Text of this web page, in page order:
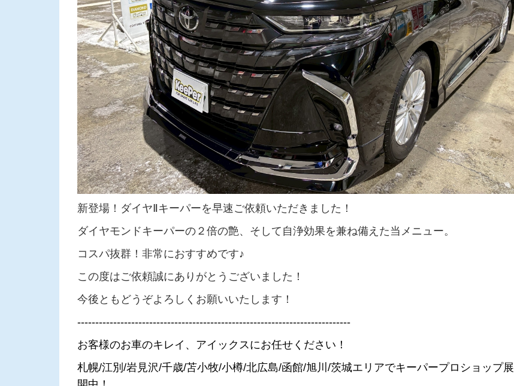
新登場！ダイヤⅡキーパーを早速ご依頼いただきました！
ダイヤモンドキーパーの２倍の艶、そして自浄効果を兼ね備えた当メニュー。
コスパ抜群！非常におすすめです♪
この度はご依頼誠にありがとうございました！
今後ともどうぞよろしくお願いいたします！
----------------------------------------------------------------------------
お客様のお車のキレイ、アイックスにお任せください！
札幌/江別/岩見沢/千歳/苫小牧/小樽/北広島/函館/旭川/茨城エリアでキーパープロショップ展